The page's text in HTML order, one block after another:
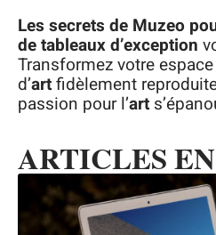
Les secrets de Muzeo
de tableaux d’exception
Transformez votre
d’artfidèlement
passion pour l’art
ARTICLES